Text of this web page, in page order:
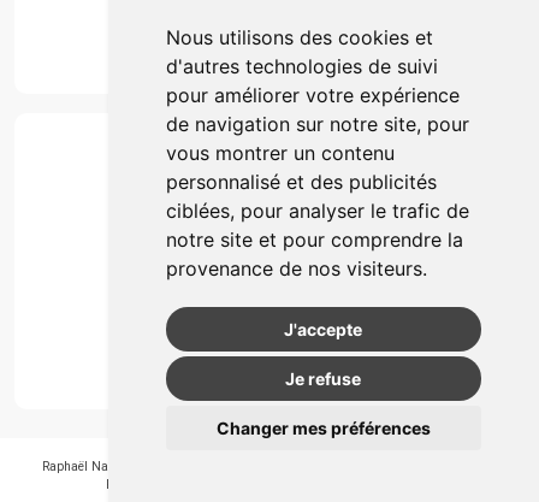
Nous utilisons des cookies et
d'autres technologies de suivi
pour améliorer votre expérience
de navigation sur notre site, pour
vous montrer un contenu
personnalisé et des publicités
ciblées, pour analyser le trafic de
notre site et pour comprendre la
provenance de nos visiteurs.
J'accepte
Je refuse
Changer mes préférences
Suivez-nous
Paiement
Simple, rapide et 100% sécurisé
Retrait & Livriason
Retrait en automate ou Locker
Livraison chez vous
Raphaël Nahon